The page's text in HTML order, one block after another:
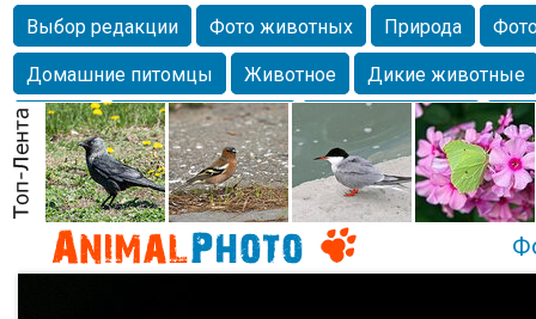
Выбор редакции Фото животных Природа
Домашние питомцы
Животное
Дикие животные
Собаки
Alexanderandronik Млекопитающие
Морда
Собачка Осень Портрет
Домашние
Насекомое
Коты Lebert Дикие птицы Утка